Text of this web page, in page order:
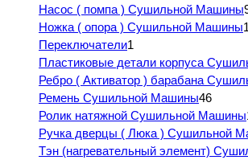
Насос ( помпа ) Сушильной Машины
Ножка ( опора ) Сушильной Машины1
Переключатели1
Пластиковые детали корпуса
Ребро ( Активатор ) барабана
Ремень Сушильной Машины46
Ролик натяжной Сушильной Машины
Ручка дверцы ( Люка ) Сушильной
Тэн (нагревательный элемент)